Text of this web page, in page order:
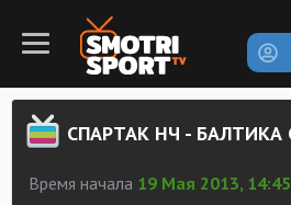
Время начала 19 Мая 2013, 14:45